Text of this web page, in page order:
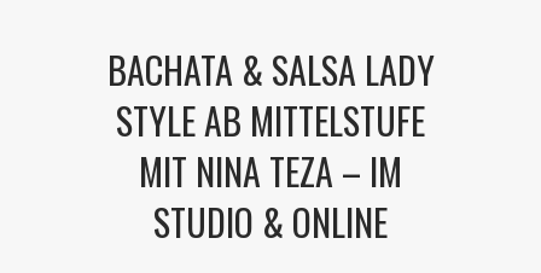
BACHATA & SALSA LADY
STYLE AB MITTELSTUFE
MIT NINA TEZA – IM
STUDIO & ONLINE